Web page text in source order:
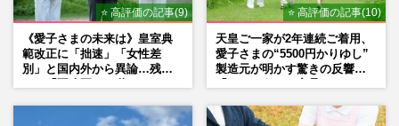
⭐ 高評価の記事(9)
《愛子さまの未来は》皇室典
範改正に「拙速」「女性差
別」と国内外から異論…残さ
⭐ 高評価の記事(10)
天皇ご一家が2年連続ご着用、
愛子さまの“5500円かりゆし”
製造元が明かす驚きの反響